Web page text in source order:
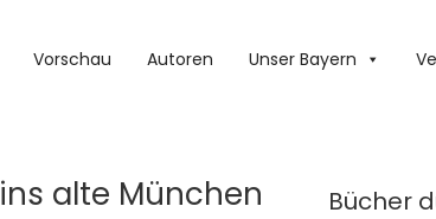
Vorschau Autoren Unser Bayern
alte München Bücher